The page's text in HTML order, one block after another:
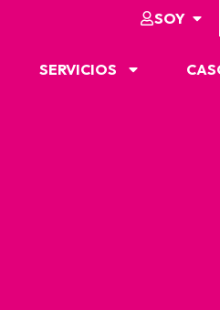
SOY
SERVICIOS